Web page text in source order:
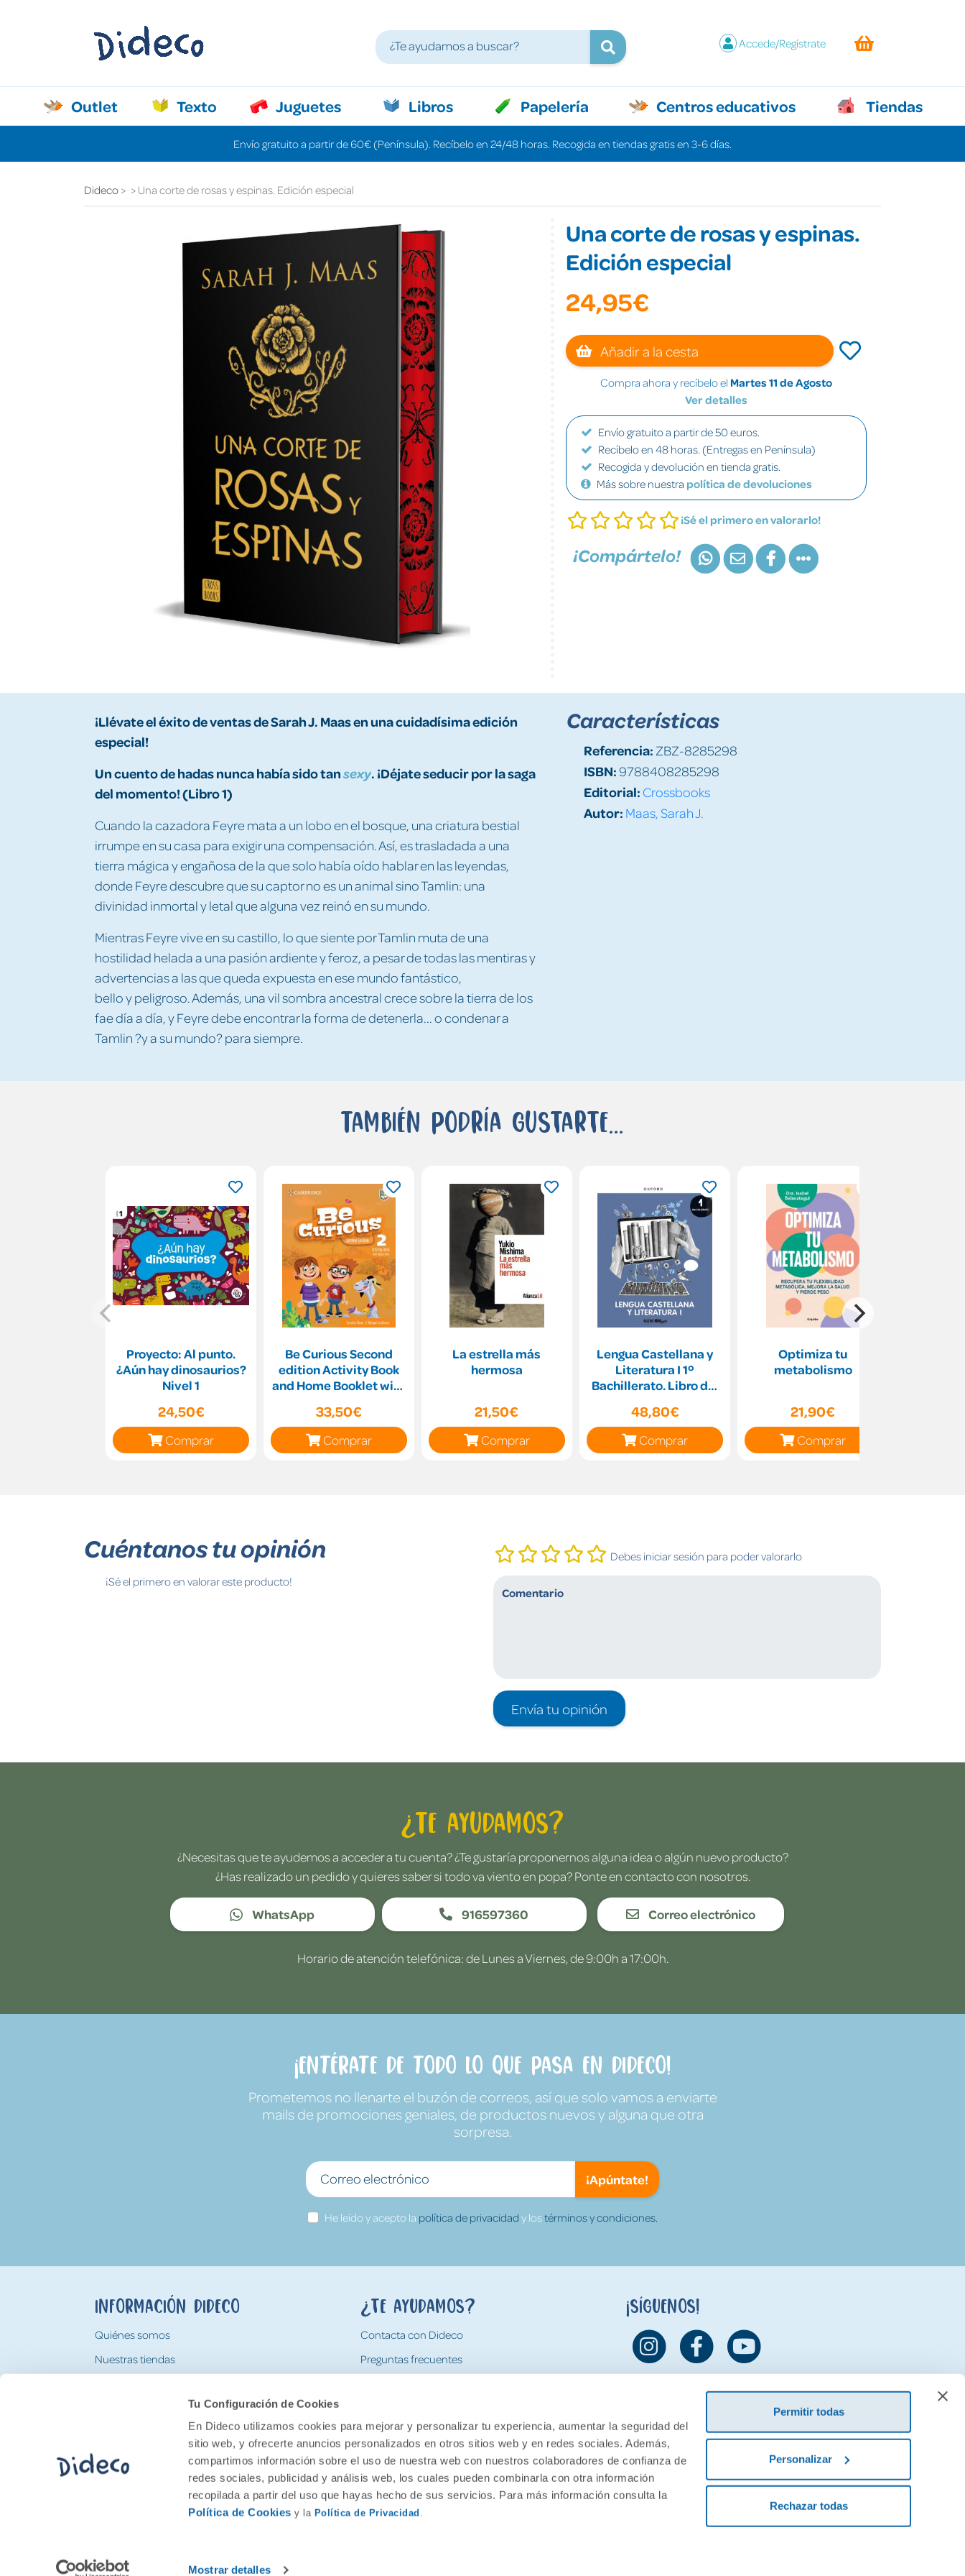
Tu Configuración de Cookies
En Dideco utilizamos cookies para mejorar y personalizar tu experiencia, aumentar la seguridad del
sitio web, y ofrecerte anuncios personalizados en otros sitios web y en redes sociales. Además,
compartimos información sobre el uso de nuestra web con nuestros colaboradores de confianza de
redes sociales, publicidad y análisis web, los cuales pueden combinarla con otra información
recopilada a partir del uso que hayas hecho de sus servicios. Para más información consulta la
Política de Cookies y la Política de Privacidad .
Mostrar detalles
Permitir todas
Personalizar
Rechazar todas
Accede/Regístrate
Outlet Texto Juguetes Libros Papelería Centros educativos Tiendas
Envío gratuito a partir de 60€ (Península). Recíbelo en 24/48 horas. Recogida en tiendas gratis en 3-6 días.
Dideco Una corte de rosas y espinas. Edición especial
Una corte de rosas y espinas.
Edición especial
24,95€
Añadir a la cesta
Compra ahora y recíbelo el Martes 11 de Agosto
Ver detalles
Envío gratuito a partir de 50 euros.
Recíbelo en 48 horas. (Entregas en Península)
Recogida y devolución en tienda gratis.
Más sobre nuestra política de devoluciones
¡Sé el primero en valorarlo!
¡Compártelo!
¡Llévate el éxito de ventas de Sarah J. Maas en una cuidadísima edición
especial!
Un cuento de hadas nunca había sido tansexy. ¡Déjate seducir por la saga
del momento! (Libro 1)
Cuando la cazadora Feyre mata a un lobo en el bosque, una criatura bestial
irrumpe en su casa para exigir una compensación. Así, es trasladada a una
tierra mágica y engañosa de la que solo había oído hablar en las leyendas,
donde Feyre descubre que su captor no es un animal sino Tamlin: una
divinidad inmortal y letal que alguna vez reinó en su mundo.
Mientras Feyre vive en su castillo, lo que siente por Tamlin muta de una
hostilidad helada a una pasión ardiente y feroz, a pesar de todas las mentiras y
advertencias a las que queda expuesta en ese mundo fantástico,
bello y peligroso. Además, una vil sombra ancestral crece sobre la tierra de los
fae día a día, y Feyre debe encontrar la forma de detenerla... o condenar a
Tamlin ?y a su mundo? para siempre.
Características
Referencia: ZBZ-8285298
ISBN:9788408285298
Editorial: Crossbooks
Autor: Maas, Sarah J.
También podría gustarte...
Proyecto: Al punto.
¿Aún hay dinosaurios?
Nivel 1
24,50€
Comprar
Be Curious Second
edition Activity Book
and Home Booklet with
33,50€
Comprar
La estrella más
hermosa
21,50€
Comprar
Lengua Castellana y
Literatura I 1º
Bachillerato. Libro del
48,80€
Comprar
Optimiza tu
metabolismo
21,90€
Comprar
Cuéntanos tu opinión
¡Sé el primero en valorar este producto!
Debes iniciar sesión para poder valorarlo
Envía tu opinión
¿Te ayudamos?
¿Necesitas que te ayudemos a acceder a tu cuenta? ¿Te gustaría proponernos alguna idea o algún nuevo producto?
¿Has realizado un pedido y quieres saber si todo va viento en popa? Ponte en contacto con nosotros.
WhatsApp 916597360 Correo electrónico
Horario de atención telefónica: de Lunes a Viernes, de 9:00h a 17:00h.
¡Entérate de todo lo que pasa en Dideco!
Prometemos no llenarte el buzón de correos, así que solo vamos a enviarte
mails de promociones geniales, de productos nuevos y alguna que otra
sorpresa.
¡Apúntate!
He leído y acepto la política de privacidad y lostérminos y condiciones.
Información Dideco
Quiénes somos
Nuestras tiendas
Tarjeta Regalo Dideco
¿Te ayudamos?
Contacta con Dideco
Preguntas frecuentes
Devoluciones
¡Síguenos!
2026 Feran. Todos los derechos quedan reservados.